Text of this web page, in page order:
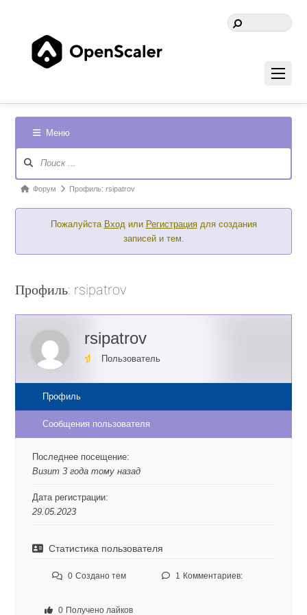
Меню
Форума
ФорумФорум Профиль: rsipatrov
Пожалуйста Входили Регистрациядля создания
записей и тем.
Профиль: rsipatrov
rsipatrov
Пользователь
Профиль
Сообщения пользователя
Последнее посещение:
Визит 3 года тому назад
Дата регистрации:
29.05.2023
Статистика пользователя
0 Создано тем 1 Комментариев:
0 Получено лайков